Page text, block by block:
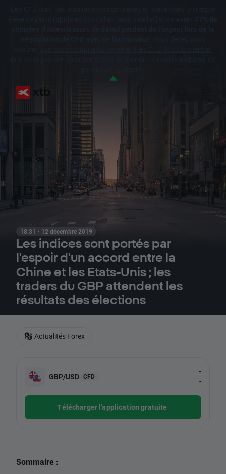
18:31 · 12 décembre 2019
Les indices sont portés par
l'espoir d'un accord entre la
Chine et les Etats-Unis ; les
traders du GBP attendent les
résultats des élections
GBP/USD CFD
-
-
Télécharger l'application gratuite
Sommaire :
Actualités Forex